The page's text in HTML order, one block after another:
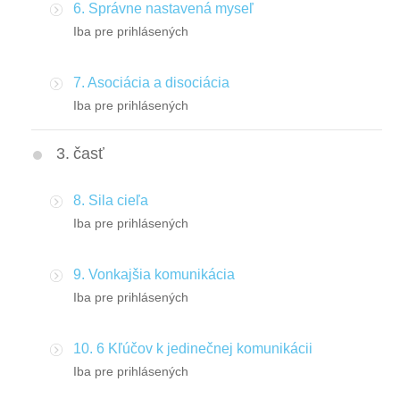
6. Správne nastavená myseľ
Iba pre prihlásených
7. Asociácia a disociácia
Iba pre prihlásených
3. časť
8. Sila cieľa
Iba pre prihlásených
9. Vonkajšia komunikácia
Iba pre prihlásených
10. 6 Kľúčov k jedinečnej komunikácii
Iba pre prihlásených